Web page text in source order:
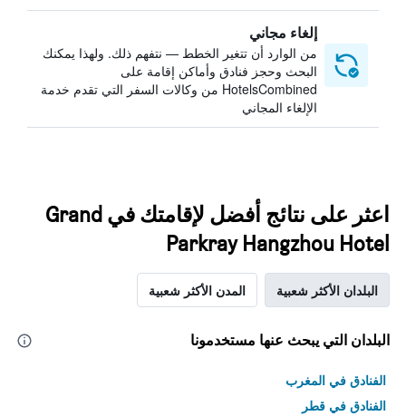
إلغاء مجاني
من الوارد أن تتغير الخطط — نتفهم ذلك. ولهذا يمكنك
البحث وحجز فنادق وأماكن إقامة على
HotelsCombined من وكالات السفر التي تقدم خدمة
الإلغاء المجاني
اعثر على نتائج أفضل لإقامتك في Grand
Parkray Hangzhou Hotel
البلدان الأكثر شعبية المدن الأكثر شعبية
البلدان التي يبحث عنها مستخدمونا
الفنادق في المغرب
الفنادق في قطر